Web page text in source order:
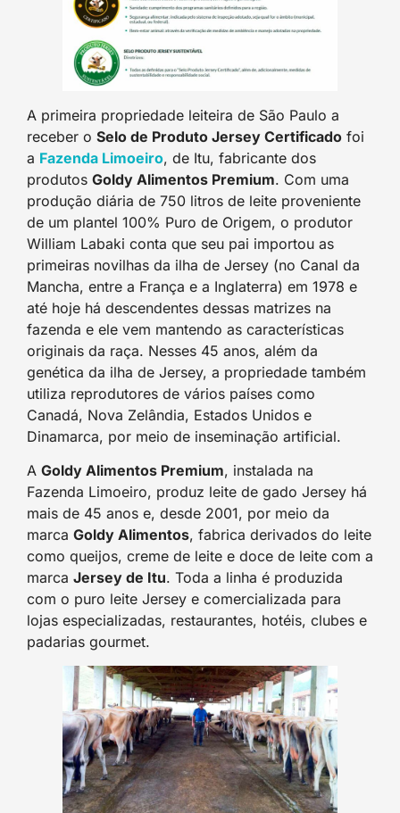
A primeira propriedade leiteira de São Paulo a
receber o Selo de Produto Jersey Certificado foi
a Fazenda Limoeiro, de Itu, fabricante dos
produtos Goldy Alimentos Premium. Com uma
produção diária de 750 litros de leite proveniente
de um plantel 100% Puro de Origem, o produtor
William Labaki conta que seu pai importou as
primeiras novilhas da ilha de Jersey (no Canal da
Mancha, entre a França e a Inglaterra) em 1978 e
até hoje há descendentes dessas matrizes na
fazenda e ele vem mantendo as características
originais da raça. Nesses 45 anos, além da
genética da ilha de Jersey, a propriedade também
utiliza reprodutores de vários países como
Canadá, Nova Zelândia, Estados Unidos e
Dinamarca, por meio de inseminação artificial.
A Goldy Alimentos Premium, instalada na
Fazenda Limoeiro, produz leite de gado Jersey há
mais de 45 anos e, desde 2001, por meio da
marca Goldy Alimentos, fabrica derivados do leite
como queijos, creme de leite e doce de leite com a
marca Jersey de Itu. Toda a linha é produzida
com o puro leite Jersey e comercializada para
lojas especializadas, restaurantes, hotéis, clubes e
padarias gourmet.